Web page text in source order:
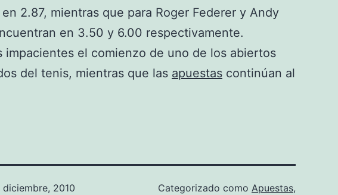
2.87, mientras que para Roger Federer y Andy
en 3.50 y 6.00 respectivamente.
impacientes el comienzo de uno de los abiertos
del tenis, mientras que las apuestas continúan al
diciembre, 2010
Categorizado como Apuestas,